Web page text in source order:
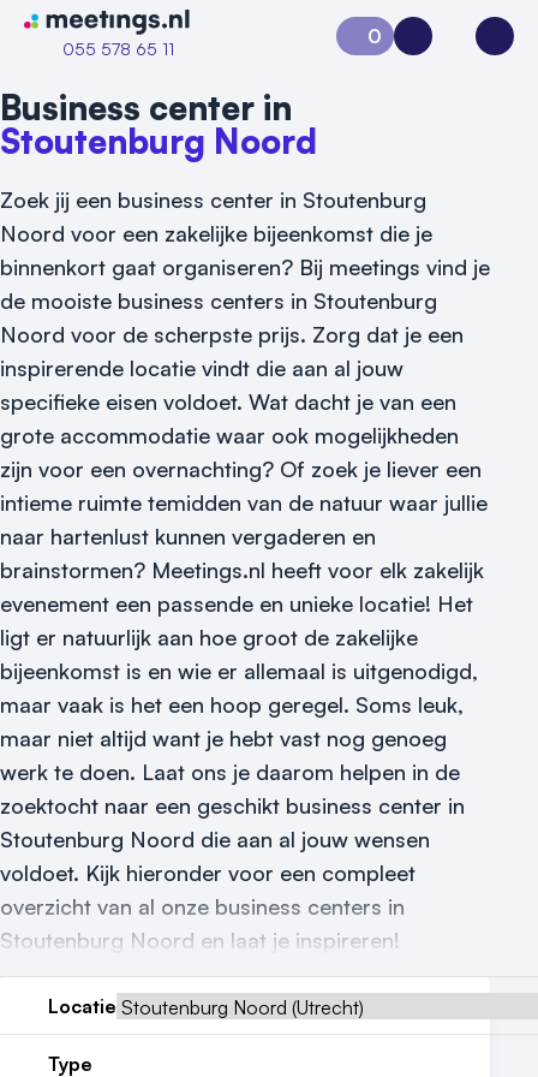
Naar home van Meetings
055 578 65 11
Vraag locatie aan
Locatiegids
Meld locatie aan
Nieuws
Reviews (5⭐️)
Contact
0
Aanvraag 0Inloggen
Business center in
Stoutenburg Noord
Zoek jij een business center in Stoutenburg
Noord voor een zakelijke bijeenkomst die je
binnenkort gaat organiseren? Bij meetings vind je
de mooiste business centers in Stoutenburg
Noord voor de scherpste prijs. Zorg dat je een
inspirerende locatie vindt die aan al jouw
specifieke eisen voldoet. Wat dacht je van een
grote accommodatie waar ook mogelijkheden
zijn voor een overnachting? Of zoek je liever een
intieme ruimte temidden van de natuur waar jullie
naar hartenlust kunnen vergaderen en
brainstormen? Meetings.nl heeft voor elk zakelijk
evenement een passende en unieke locatie! Het
ligt er natuurlijk aan hoe groot de zakelijke
bijeenkomst is en wie er allemaal is uitgenodigd,
maar vaak is het een hoop geregel. Soms leuk,
maar niet altijd want je hebt vast nog genoeg
werk te doen. Laat ons je daarom helpen in de
zoektocht naar een geschikt business center in
Stoutenburg Noord die aan al jouw wensen
voldoet. Kijk hieronder voor een compleet
overzicht van al onze business centers in
Stoutenburg Noord en laat je inspireren!
Locatie
Type